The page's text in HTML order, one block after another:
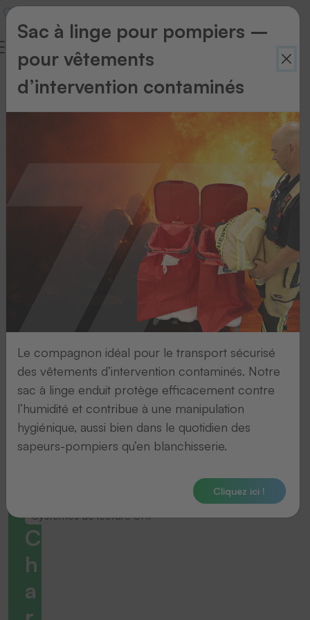
Retour
Systemes de lecture UHF
C
h
a
Sac à linge pour pompiers –
pour vêtements
d’intervention contaminés
Le compagnon idéal pour le transport sécurisé
des vêtements d’intervention contaminés. Notre
sac à linge enduit protège efficacement contre
l’humidité et contribue à une manipulation
hygiénique, aussi bien dans le quotidien des
sapeurs-pompiers qu’en blanchisserie.
Cliquez ici !